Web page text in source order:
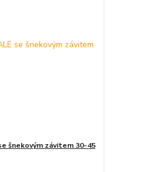
šnekovým závitem 30-45